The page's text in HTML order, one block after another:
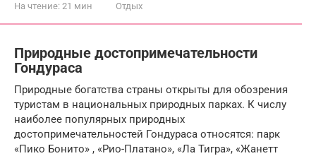
На чтение: 21 мин Отдых
Природные достопримечательности
Гондураса
Природные богатства страны открыты для обозрения
туристам в национальных природных парках. К числу
наиболее популярных природных
достопримечательностей Гондураса относятся: парк
«Пико Бонито» , «Рио-Платано», «Ла Тигра», «Жанетт